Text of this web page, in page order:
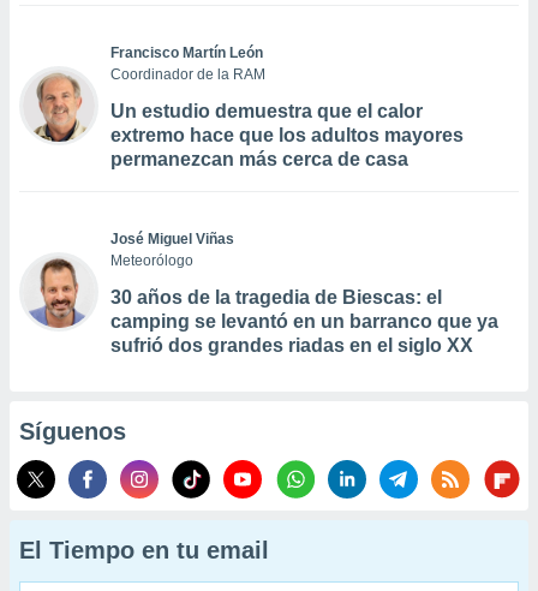
Francisco Martín León
Coordinador de la RAM
Un estudio demuestra que el calor
extremo hace que los adultos mayores
permanezcan más cerca de casa
José Miguel Viñas
Meteorólogo
30 años de la tragedia de Biescas: el
camping se levantó en un barranco que ya
sufrió dos grandes riadas en el siglo XX
Síguenos
El Tiempo en tu email